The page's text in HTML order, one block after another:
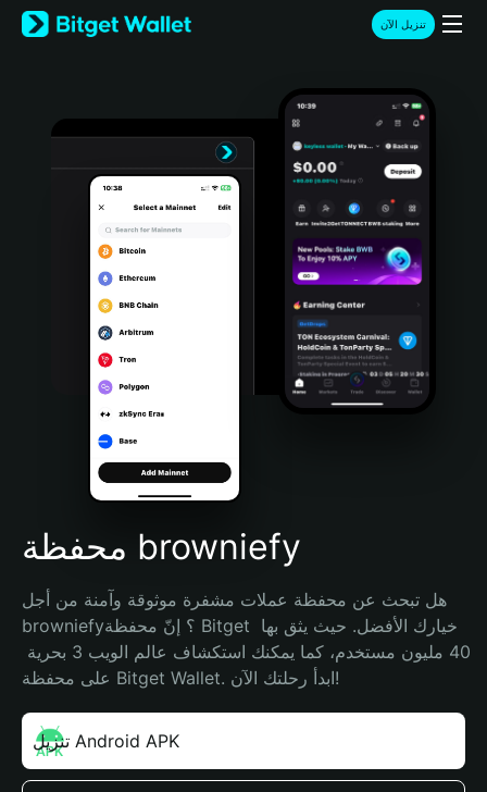
English
日本語
Türkçe
Português (Portugal)
Bahasa Indonesia
Português (Brasil)
Español (Argentina)
تنزيل الآن
محفظة browniefy
هل تبحث عن محفظة عملات مشفرة موثوقة وآمنة من أجل
browniefy؟ إنّ محفظة Bitget خيارك الأفضل. حيث يثق بها
على محفظة Bitget Wallet. ابدأ رحلتك الآن!
تنزيل Android APK